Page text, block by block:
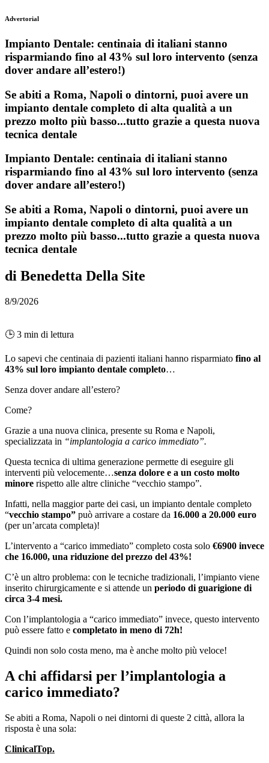
Advertorial
Impianto Dentale: centinaia di italiani stanno
risparmiando fino al 43% sul loro intervento (senza
dover andare all’estero!)
Se abiti a Roma, Napoli o dintorni, puoi avere un
impianto dentale completo di alta qualità a un
prezzo molto più basso...tutto grazie a questa nuova
tecnica dentale
Impianto Dentale: centinaia di italiani stanno
risparmiando fino al 43% sul loro intervento (senza
dover andare all’estero!)
Se abiti a Roma, Napoli o dintorni, puoi avere un
impianto dentale completo di alta qualità a un
prezzo molto più basso...tutto grazie a questa nuova
tecnica dentale
di Benedetta Della Site
8/9/2026
🕒 3 min di lettura
Lo sapevi che centinaia di pazienti italiani hanno risparmiato fino al
43% sul loro impianto dentale completo…
Senza dover andare all’estero?
Come?
Grazie a una nuova clinica, presente su Roma e Napoli,
specializzata in “implantologia a carico immediato”.
Questa tecnica di ultima generazione permette di eseguire gli
interventi più velocemente…senza dolore e a un costo molto
minore rispetto alle altre cliniche “vecchio stampo”.
Infatti, nella maggior parte dei casi, un impianto dentale completo
“vecchio stampo” può arrivare a costare da 16.000 a 20.000 euro
(per un’arcata completa)!
L’intervento a “carico immediato” completo costa solo €6900 invece
che 16.000, una riduzione del prezzo del 43%!
C’è un altro problema: con le tecniche tradizionali, l’impianto viene
inserito chirurgicamente e si attende un periodo di guarigione di
circa 3-4 mesi.
Con l’implantologia a “carico immediato” invece, questo intervento
può essere fatto e completato in meno di 72h!
Quindi non solo costa meno, ma è anche molto più veloce!
A chi affidarsi per l’implantologia a
carico immediato?
Se abiti a Roma, Napoli o nei dintorni di queste 2 città, allora la
risposta è una sola:
ClinicalTop.